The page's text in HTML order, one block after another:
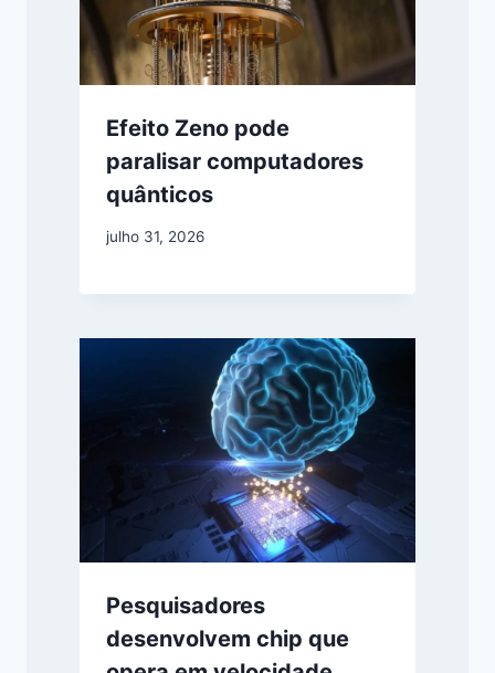
Efeito Zeno pode
paralisar computadores
quânticos
julho 31, 2026
Pesquisadores
desenvolvem chip que